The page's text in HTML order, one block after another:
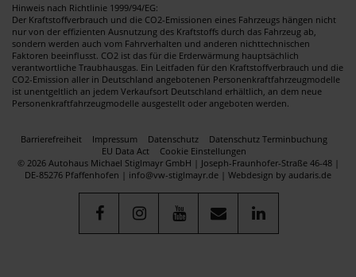
Hinweis nach Richtlinie 1999/94/EG:
Der Kraftstoffverbrauch und die CO2-Emissionen eines Fahrzeugs hängen nicht
nur von der effizienten Ausnutzung des Kraftstoffs durch das Fahrzeug ab,
sondern werden auch vom Fahrverhalten und anderen nichttechnischen
Faktoren beeinflusst. CO2 ist das für die Erderwärmung hauptsächlich
verantwortliche Traubhausgas. Ein Leitfaden für den Kraftstoffverbrauch und die
CO2-Emission aller in Deutschland angebotenen Personenkraftfahrzeugmodelle
ist unentgeltlich an jedem Verkaufsort Deutschland erhältlich, an dem neue
Personenkraftfahrzeugmodelle ausgestellt oder angeboten werden.
Barrierefreiheit Impressum Datenschutz
Datenschutz Terminbuchung
EU Data Act
Cookie Einstellungen
© 2026 Autohaus Michael Stiglmayr GmbH | Joseph-Fraunhofer-Straße 46-48 |
DE-85276 Pfaffenhofen | info@vw-stiglmayr.de | Webdesign by audaris.de